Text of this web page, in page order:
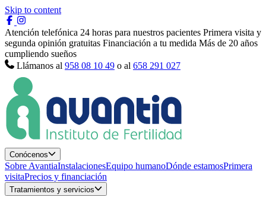
Skip to content
Atención telefónica 24 horas para nuestros pacientes Primera visita y
segunda opinión gratuitas Financiación a tu medida Más de 20 años
cumpliendo sueños
Llámanos al 958 08 10 49 o al 658 291 027
Conócenos
Sobre AvantiaInstalacionesEquipo humanoDónde estamosPrimera
visitaPrecios y financiación
Tratamientos y servicios